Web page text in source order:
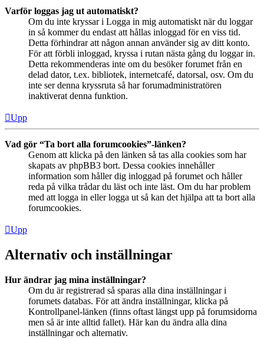
Varför loggas jag ut automatiskt?
Om du inte kryssar i Logga in mig automatiskt när du loggar
in så kommer du endast att hållas inloggad för en viss tid.
Detta förhindrar att någon annan använder sig av ditt konto.
För att förbli inloggad, kryssa i rutan nästa gång du loggar in.
Detta rekommenderas inte om du besöker forumet från en
delad dator, t.ex. bibliotek, internetcafé, datorsal, osv. Om du
inte ser denna kryssruta så har forumadministratören
inaktiverat denna funktion.
Upp
Vad gör “Ta bort alla forumcookies”-länken?
Genom att klicka på den länken så tas alla cookies som har
skapats av phpBB3 bort. Dessa cookies innehåller
information som håller dig inloggad på forumet och håller
reda på vilka trådar du läst och inte läst. Om du har problem
med att logga in eller logga ut så kan det hjälpa att ta bort alla
forumcookies.
Upp
Alternativ och inställningar
Hur ändrar jag mina inställningar?
Om du är registrerad så sparas alla dina inställningar i
forumets databas. För att ändra inställningar, klicka på
Kontrollpanel-länken (finns oftast längst upp på forumsidorna
men så är inte alltid fallet). Här kan du ändra alla dina
inställningar och alternativ.